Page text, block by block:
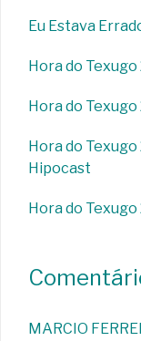
Eu Estava
Hora do
Hora do
Hora do
Hipocast
Hora do Texugo
MARCIO